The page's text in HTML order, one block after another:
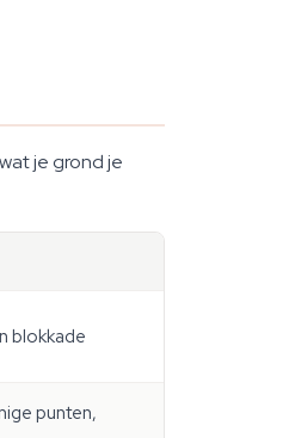
je grond je
blokkade
punten,